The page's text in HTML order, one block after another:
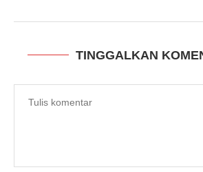
TINGGALKAN